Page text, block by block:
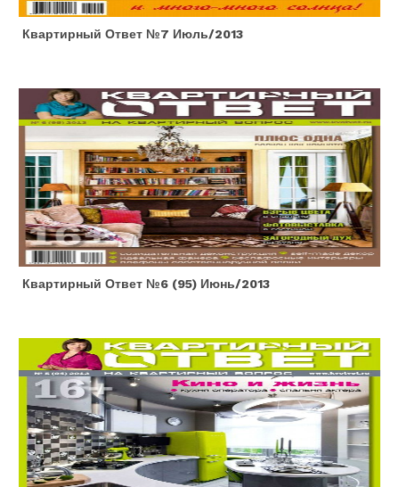
Квартирный Ответ №7 Июль/2013
Квартирный Ответ №6 (95) Июнь/2013